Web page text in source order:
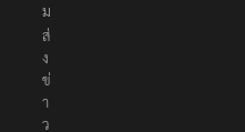
ม
ส่
ง
ข่
า
ว